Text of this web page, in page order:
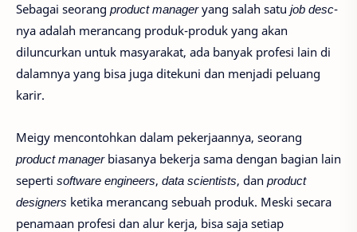
Sebagai seorang product manageryang salah satu job desc-
nya adalah merancang produk-produk yang akan
diluncurkan untuk masyarakat, ada banyak profesi lain di
dalamnya yang bisa juga ditekuni dan menjadi peluang
karir.
Meigy mencontohkan dalam pekerjaannya, seorang
product managerbiasanya bekerja sama dengan bagian lain
seperti software engineers, data scientists, dan product
designers ketika merancang sebuah produk. Meski secara
penamaan profesi dan alur kerja, bisa saja setiap